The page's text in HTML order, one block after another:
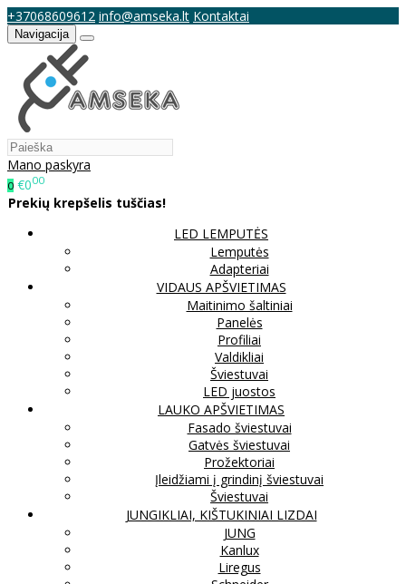
+37068609612 info@amseka.lt Kontaktai
Navigacija
Mano paskyra
0 €000
Prekių krepšelis tuščias!
LED LEMPUTĖS
Lemputės
Adapteriai
VIDAUS APŠVIETIMAS
Maitinimo šaltiniai
Panelės
Profiliai
Valdikliai
Šviestuvai
LED juostos
LAUKO APŠVIETIMAS
Fasado šviestuvai
Gatvės šviestuvai
Prožektoriai
Įleidžiami į grindinį šviestuvai
Šviestuvai
JUNGIKLIAI, KIŠTUKINIAI LIZDAI
JUNG
Kanlux
Liregus